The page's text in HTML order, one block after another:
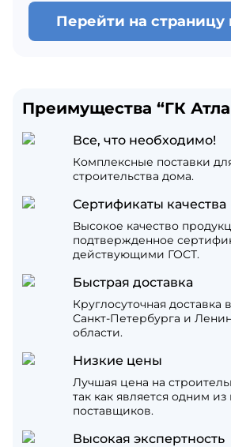
Перейти на
Преимущества “ГК
Все, что необходимо!
Комплексные поставки
строительства дома.
Сертификаты качества
Высокое качество
подтвержденное
действующими ГОСТ.
Быстрая доставка
Круглосуточная доставка
Санкт-Петербурга и
области.
Низкие цены
Лучшая цена на
так как является одним
поставщиков.
Высокая экспертность